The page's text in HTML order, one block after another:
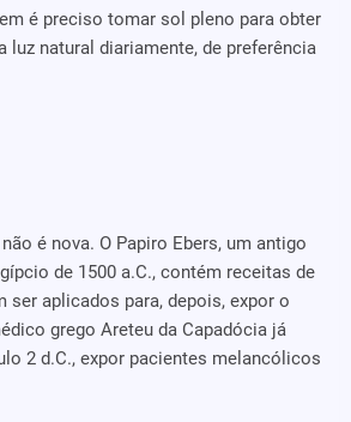
é preciso tomar sol pleno para obter
luz natural diariamente, de preferência
é nova. O Papiro Ebers, um antigo
de 1500 a.C., contém receitas de
ser aplicados para, depois, expor o
grego Areteu da Capadócia já
2 d.C., expor pacientes melancólicos